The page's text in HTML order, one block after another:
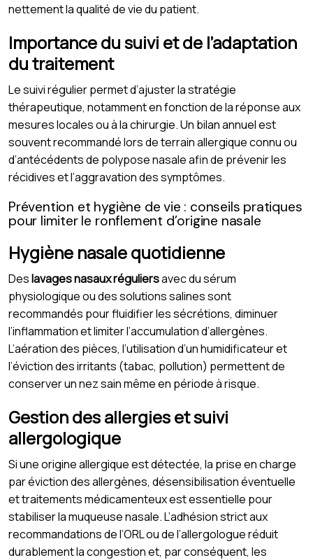
nettement la qualité de vie du patient.
Importance du suivi et de l’adaptation
du traitement
Le suivi régulier permet d’ajuster la stratégie
thérapeutique, notamment en fonction de la réponse aux
mesures locales ou à la chirurgie. Un bilan annuel est
souvent recommandé lors de terrain allergique connu ou
d’antécédents de polypose nasale afin de prévenir les
récidives et l’aggravation des symptômes.
Prévention et hygiène de vie : conseils pratiques
pour limiter le ronflement d’origine nasale
Hygiène nasale quotidienne
Deslavages nasaux réguliersavec du sérum
physiologique ou des solutions salines sont
recommandés pour fluidifier les sécrétions, diminuer
l’inflammation et limiter l’accumulation d’allergènes.
L’aération des pièces, l’utilisation d’un humidificateur et
l’éviction des irritants (tabac, pollution) permettent de
conserver un nez sain même en période à risque.
Gestion des allergies et suivi
allergologique
Si une origine allergique est détectée, la prise en charge
par éviction des allergènes, désensibilisation éventuelle
et traitements médicamenteux est essentielle pour
stabiliser la muqueuse nasale. L’adhésion strict aux
recommandations de l’ORL ou de l’allergologue réduit
durablement la congestion et, par conséquent, les